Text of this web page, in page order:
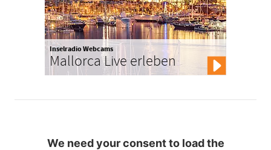
Inselradio Webcams
Mallorca Live erleben
We need your consent to load the